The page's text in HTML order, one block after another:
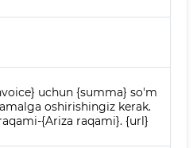
uchun {summa} so'm
oshirishingiz kerak.
{Ariza raqami}. {url}